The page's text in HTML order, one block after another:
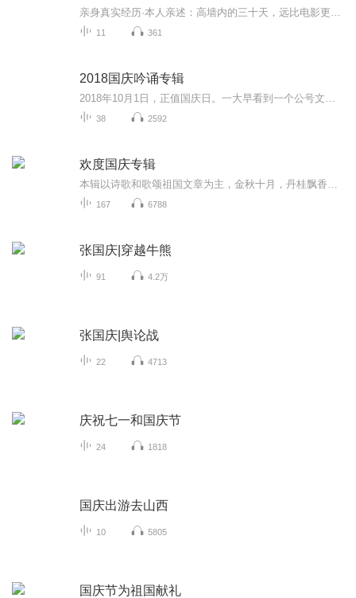
11 361
2018国庆吟诵专辑
38 2592
欢度国庆专辑
167 6788
张国庆|穿越牛熊
91 4.2万
张国庆|舆论战
22 4713
庆祝七一和国庆节
24 1818
国庆出游去山西
10 5805
国庆节为祖国献礼